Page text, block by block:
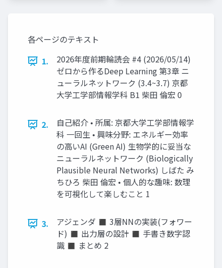
各ページのテキスト
1.
2026年度前期輪読会 #4 (2026/05/14)
ゼロから作るDeep Learning 第3章 ニ
ューラルネットワーク (3.4~3.7) 京都
大学工学部情報学科 B1 柴田 倫宏 0
2.
自己紹介 • 所属: 京都大学工学部情報学
科 一回生 • 興味分野: エネルギー効率
の高いAI (Green AI) 生物学的に妥当な
ニューラルネットワーク (Biologically
Plausible Neural Networks) しばた み
ちひろ 柴田 倫宏 • 個人的な趣味: 数理
を可視化して楽しむこと 1
3.
アジェンダ ◼ 3層NNの実装(フォワー
ド) ◼ 出力層の設計 ◼ 手書き数字認
識 ◼ まとめ 2